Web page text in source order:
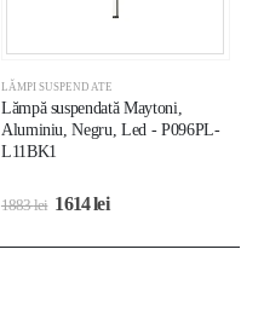
LĂMPI SUSPENDATE
Lămpă suspendată Maytoni,
Aluminiu, Negru, Led - P096PL-
L11BK1
1883lei 1614lei